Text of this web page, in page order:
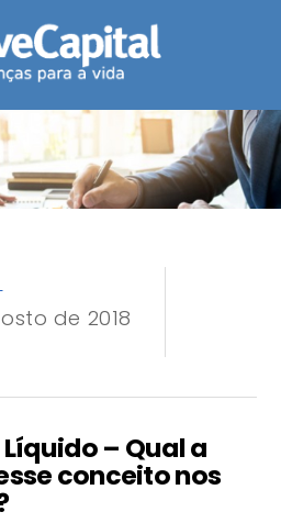
de 2018
– Qual a
conceito nos